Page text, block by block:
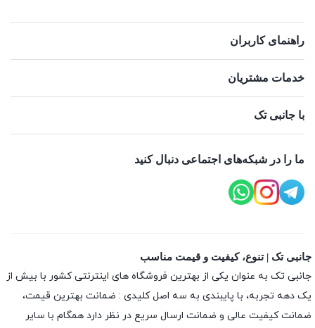
راهنمای کاربران
خدمات مشتریان
با جانبی تک
ما را در شبکه‌های اجتماعی دنبال کنید
جانبی تک | تنوع، کیفیت و قیمت مناسب
جانبی تک به عنوان یکی از بهترین فروشگاه های اینترنتی کشور با بیش از
یک دهه تجربه، با پایبندی به سه اصل کلیدی : ضمانت بهترین قیمت،
ضمانت کیفیت عالی و ضمانت ارسال سریع در نظر دارد همگام با سایر